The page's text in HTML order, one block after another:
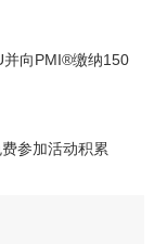
并向PMI®缴纳150
参加活动积累